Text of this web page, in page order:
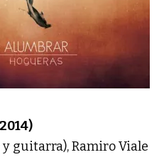
guitarra), Ramiro Viale